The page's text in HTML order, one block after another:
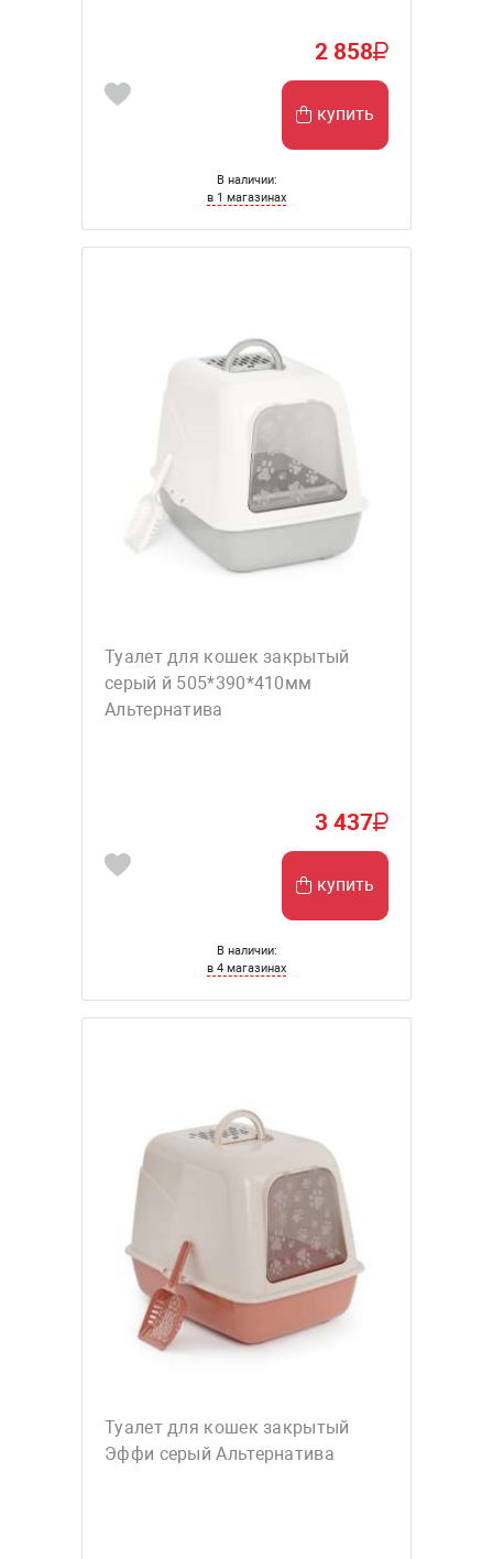
2 858
купить
В наличии:
в 1 магазинах
Туалет для кошек закрытый
серый й 505*390*410мм
Альтернатива
3 437
купить
В наличии:
в 4 магазинах
Туалет для кошек закрытый
Эффи серый Альтернатива